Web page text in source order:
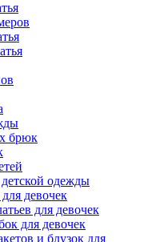
брюк
одежды
девочек
для девочек
для девочек
и блузок для